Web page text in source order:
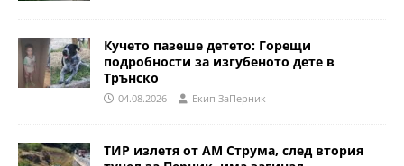
Кучето пазеше детето: Горещи
подробности за изгубеното дете в
Трънско
04.08.2026 Eкип ЗаПерник
ТИР излетя от АМ Струма, след втория